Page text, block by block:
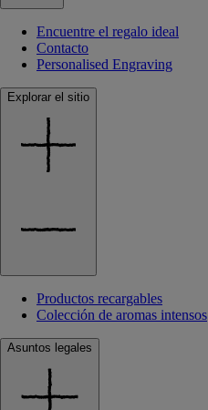
Encuentre el regalo ideal
Contacto
Personalised Engraving
Explorar el sitio
Productos recargables
Colección de aromas intensos
Asuntos legales